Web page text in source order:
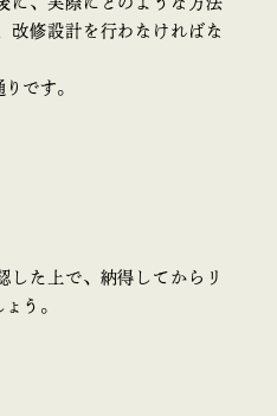
改修設計を行わなければな
です。
した上で、納得してからリ
う。